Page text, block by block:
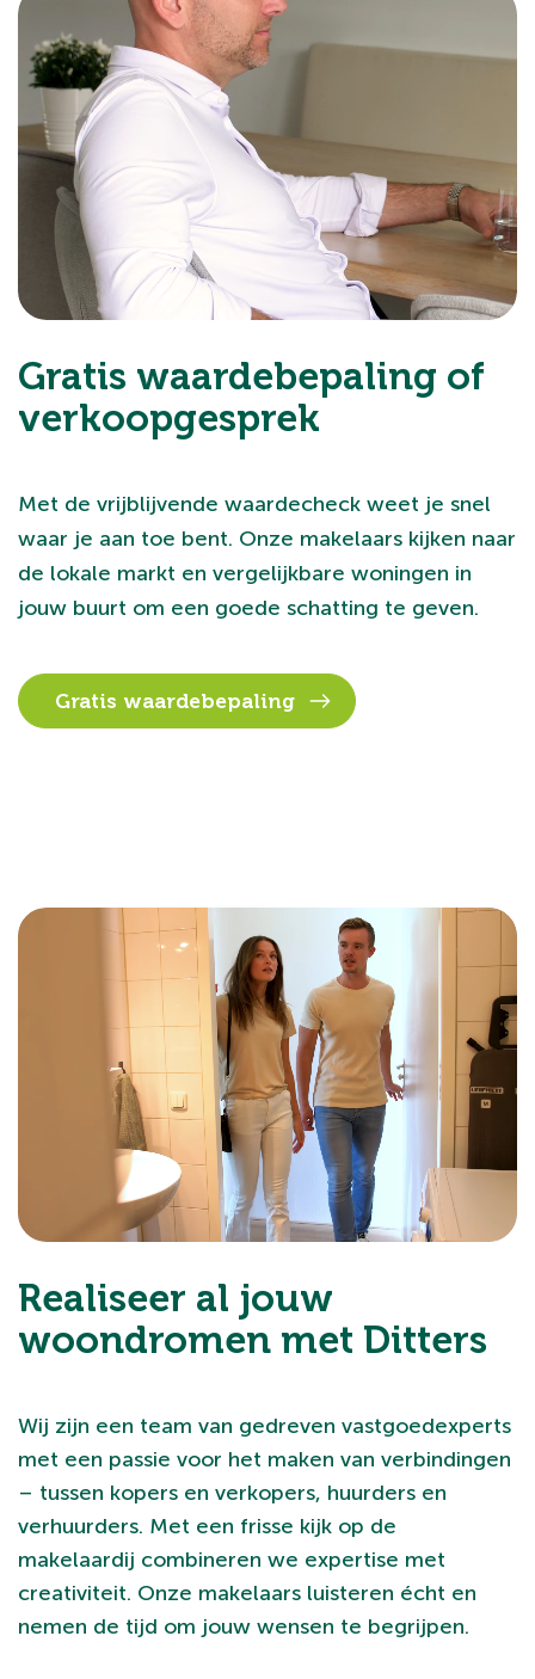
Gratis waardebepaling of
verkoopgesprek
Met de vrijblijvende waardecheck weet je snel
waar je aan toe bent. Onze makelaars kijken naar
de lokale markt en vergelijkbare woningen in
jouw buurt om een goede schatting te geven.
Gratis waardebepaling
Realiseer al jouw
woondromen met Ditters
Wij zijn een team van gedreven vastgoedexperts
met een passie voor het maken van verbindingen
– tussen kopers en verkopers, huurders en
verhuurders. Met een frisse kijk op de
makelaardij combineren we expertise met
creativiteit. Onze makelaars luisteren écht en
nemen de tijd om jouw wensen te begrijpen.